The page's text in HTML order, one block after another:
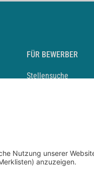
FÜR BEWERBER
Stellensuche
Durchsuchen Sie